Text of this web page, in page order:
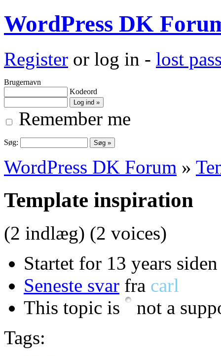
WordPress DK
Register or log in - lost
Brugernavn
Kodeord
Remember me
Søg:
WordPress DK Forum »
Template inspiration
(2 indlæg) (2 voices)
Startet for 13 years
Seneste svar fra carl
This topic is
not a
Tags: